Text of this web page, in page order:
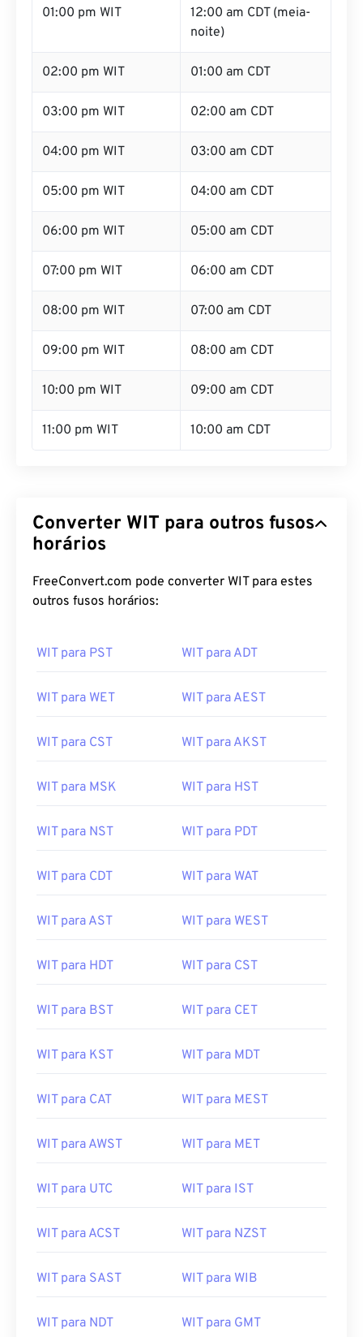
01:00 pm WIT
12:00 am CDT (meia-
noite)
02:00 pm WIT 01:00 am CDT
03:00 pm WIT 02:00 am CDT
04:00 pm WIT 03:00 am CDT
05:00 pm WIT 04:00 am CDT
06:00 pm WIT 05:00 am CDT
07:00 pm WIT 06:00 am CDT
08:00 pm WIT 07:00 am CDT
09:00 pm WIT 08:00 am CDT
10:00 pm WIT 09:00 am CDT
11:00 pm WIT 10:00 am CDT
Converter WIT para outros fusos
horários
FreeConvert.com pode converter WIT para estes
outros fusos horários:
WIT para PST WIT para ADT
WIT para WET WIT para AEST
WIT para CST WIT para AKST
WIT para MSK WIT para HST
WIT para NST WIT para PDT
WIT para CDT WIT para WAT
WIT para AST WIT para WEST
WIT para HDT WIT para CST
WIT para BST WIT para CET
WIT para KST WIT para MDT
WIT para CAT WIT para MEST
WIT para AWST WIT para MET
WIT para UTC WIT para IST
WIT para ACST WIT para NZST
WIT para SAST WIT para WIB
WIT para NDT WIT para GMT